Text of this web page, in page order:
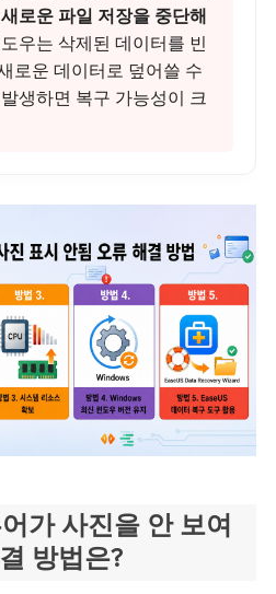
로운 파일 저장을 중단해
우는 삭제된 데이터를 빈
로운 데이터로 덮어쓸 수
생하면 복구 가능성이 크
가 사진을 안 보여
방법은?